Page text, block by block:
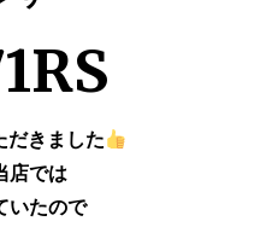
だきました
店では
いたので